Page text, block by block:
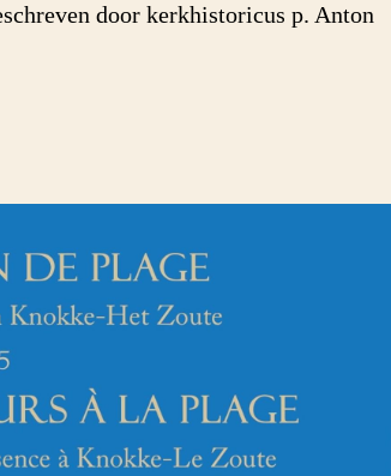
door kerkhistoricus p. Anton
en verpakkingskosten: €11).
van de kust, ligt een geestelijke oase: een
In de zomer van 1925, toen het kerkje net
Deze gebeurtenis vormde het startschot